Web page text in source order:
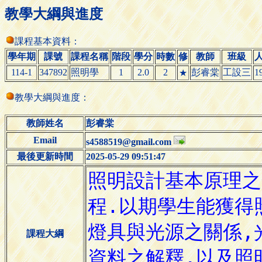
教學大綱與進度
課程基本資料：
學年期
課號 課程名稱 階段 學分 時數 修 教師 班級
114-1
347892 照明學 1 2.0 2 ★ 彭睿棠 工設三
教學大綱與進度：
教師姓名
彭睿棠
Email
s4588519@gmail.com
最後更新時間
2025-05-29 09:51:47
課程大綱